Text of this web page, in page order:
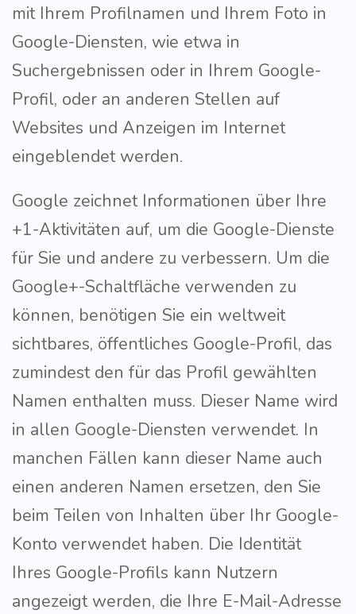
mit Ihrem Profilnamen und Ihrem Foto in
Google-Diensten, wie etwa in
Suchergebnissen oder in Ihrem Google-
Profil, oder an anderen Stellen auf
Websites und Anzeigen im Internet
eingeblendet werden.
Google zeichnet Informationen über Ihre
+1-Aktivitäten auf, um die Google-Dienste
für Sie und andere zu verbessern. Um die
Google+-Schaltfläche verwenden zu
können, benötigen Sie ein weltweit
sichtbares, öffentliches Google-Profil, das
zumindest den für das Profil gewählten
Namen enthalten muss. Dieser Name wird
in allen Google-Diensten verwendet. In
manchen Fällen kann dieser Name auch
einen anderen Namen ersetzen, den Sie
beim Teilen von Inhalten über Ihr Google-
Konto verwendet haben. Die Identität
Ihres Google-Profils kann Nutzern
angezeigt werden, die Ihre E-Mail-Adresse